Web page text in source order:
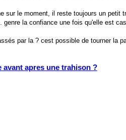
sur le moment, il reste toujours un petit
genre la confiance une fois qu'elle est
par la ? cest possible de tourner la
apres une trahison ?